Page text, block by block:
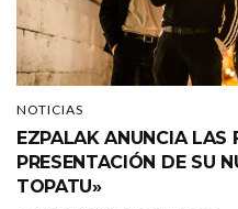
NOTICIAS
EZPALAK ANUNCIA LAS
PRESENTACIÓN DE SU
TOPATU»